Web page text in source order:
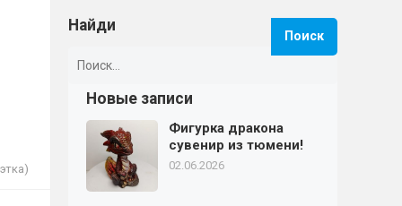
Найди
Новые записи
Фигурка дракона
сувенир из тюмени!
02.06.2026